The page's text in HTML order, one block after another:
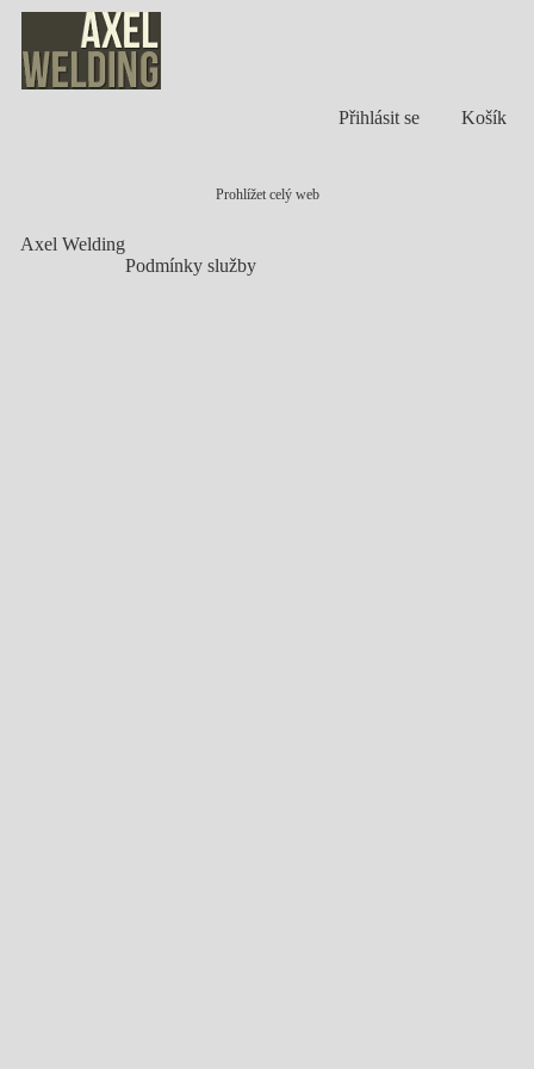
Košík
Přihlásit se
Prohlížet celý web
Axel Welding
Podmínky služby